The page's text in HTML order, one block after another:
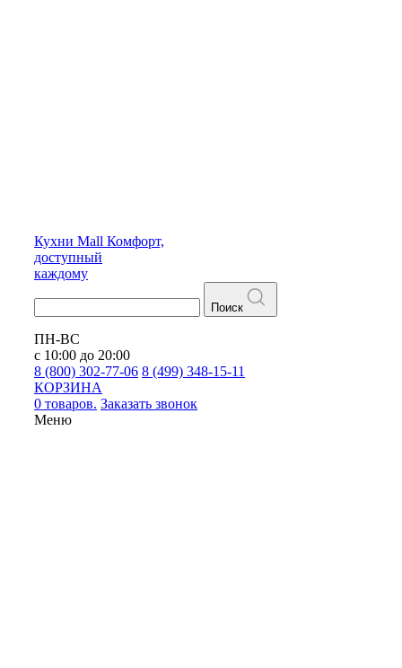
Кухни Mall Комфорт,
доступный
каждому
Поиск
ПН-ВС
с 10:00 до 20:00
8 (800) 302-77-06 8 (499) 348-15-11
КОРЗИНА
0 товаров. Заказать звонок
Меню